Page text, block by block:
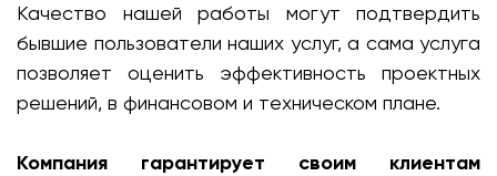
Качество нашей работы могут подтвердить
бывшие пользователи наших услуг, а сама услуга
позволяет оценить эффективность проектных
решений, в финансовом и техническом плане.
Компания гарантирует своим клиентам